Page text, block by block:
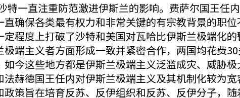
特一直注重防范激进伊斯兰的影响。费萨尔国王任
确保各类最有权力和非常关键的有宗教背景的职
程度上打破了沙特和美国对瓦哈比伊斯兰极端化
端主义者方面形成一致并紧密合作，两国均花费
今这些地方都是伊斯兰极端主义泛滥成灾、威胁
赫德国王任内对伊斯兰极端主义及其机制化较为
策旨在培育反苏、反伊组织和反苏、反伊分子，